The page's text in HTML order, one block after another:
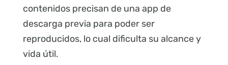
contenidos precisan de una app de
descarga previa para poder ser
reproducidos, lo cual dificulta su alcance y
vida útil.